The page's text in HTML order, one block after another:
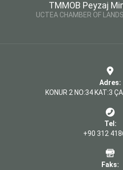
TMMOB Peyzaj
UCTEA CHAMBER OF
Adres:
KONUR 2 NO:34 KAT:3
Tel:
+90 312
Faks: